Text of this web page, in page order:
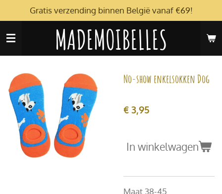
direct
naar
MADEMOIBELLES
Gratis verzending binnen België vanaf €69!
No-show enkelsokken Dog
€ 3,95
In winkelwagen
Maat 38-45